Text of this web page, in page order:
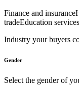
Finance and insurance
tradeEducation services
Industry your buyers
Gender
Select the gender of